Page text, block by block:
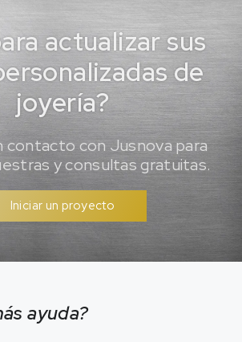
actualizar sus
de
joyería?
contacto con Jusnova para
y consultas gratuitas.
Iniciar un proyecto
ayuda?